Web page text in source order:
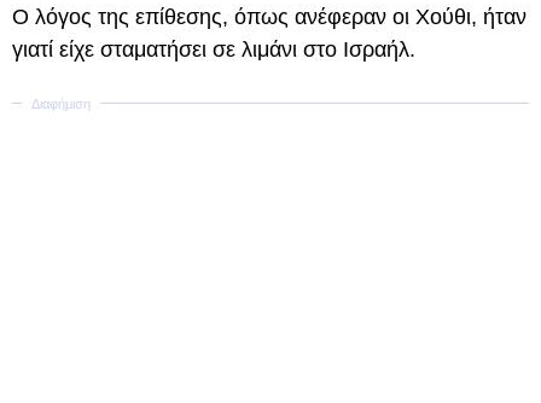
Ο λόγος της επίθεσης, όπως ανέφεραν οι Χούθι, ήταν
γιατί είχε σταματήσει σε λιμάνι στο Ισραήλ.